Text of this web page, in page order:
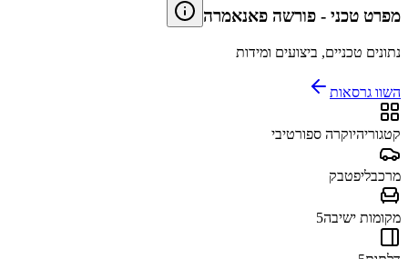
מפרט טכני - פורשה פאנאמרה
נתונים טכניים, ביצועים ומידות
השוו גרסאות
קטגוריהיוקרה ספורטיבי
מרכבליפטבק
מקומות ישיבה5